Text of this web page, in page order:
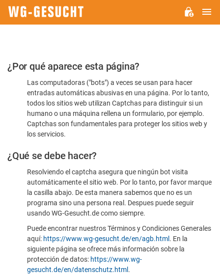
Por
favor,
confirme
humano
¿Por qué aparece esta página?
Las computadoras ("bots") a veces se usan para hacer
entradas automáticas abusivas en una página. Por lo tanto,
todos los sitios web utilizan Captchas para distinguir si un
humano o una máquina rellena un formulario, por ejemplo.
Captchas son fundamentales para proteger los sitios web y
los servicios.
¿Qué se debe hacer?
Resolviendo el captcha asegura que ningún bot visita
automáticamente el sitio web. Por lo tanto, por favor marque
la casilla abajo. De esta manera sabemos que no es un
programa sino una persona real. Despues puede seguir
usando WG-Gesucht.de como siempre.
Puede encontrar nuestros Términos y Condiciones Generales
aquí: https://www.wg-gesucht.de/en/agb.html . En la
siguiente página se ofrece más información sobre la
protección de datos: https://www.wg-
gesucht.de/en/datenschutz.html .